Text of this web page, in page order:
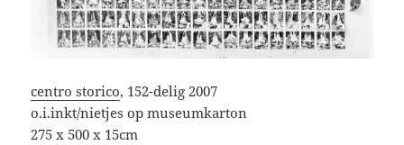
centro storico, 152-delig 2007
o.i.inkt/nietjes op museumkarton
275 x 500 x 15cm